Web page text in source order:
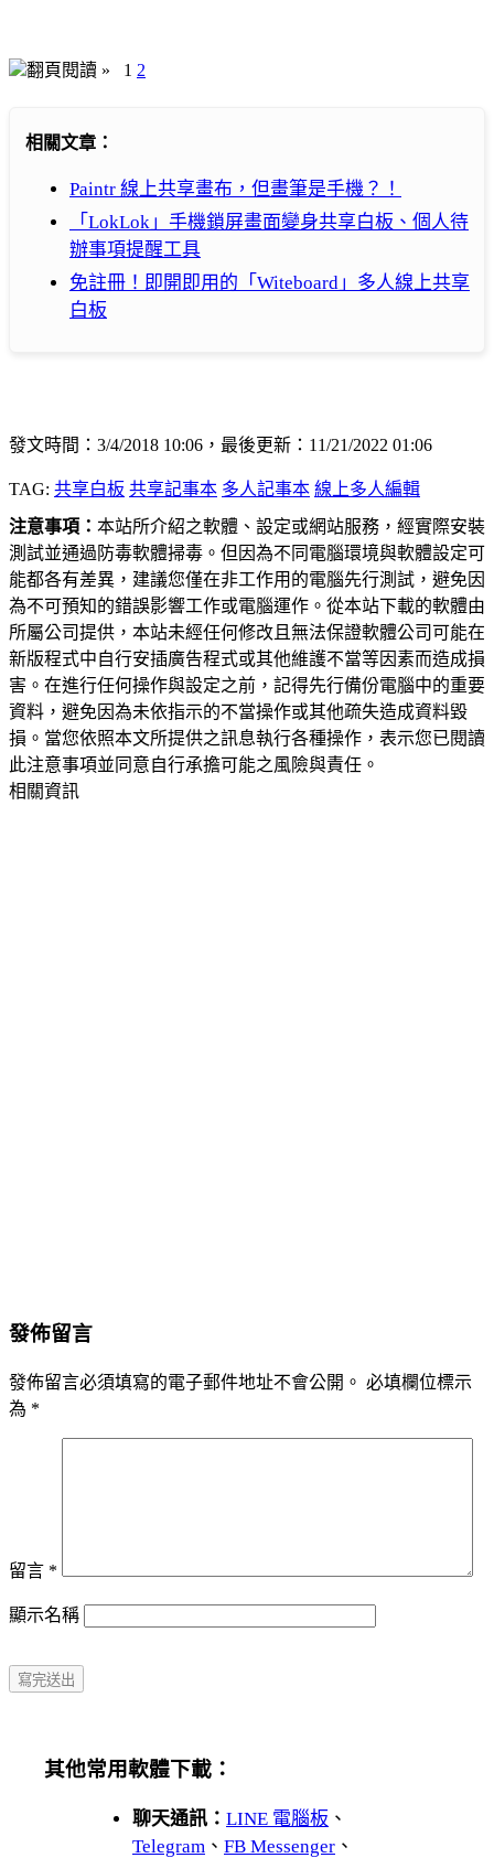
翻頁閱讀 » 1 2
相關文章：
Paintr 線上共享畫布，但畫筆是手機？！
「LokLok」手機鎖屏畫面變身共享白板、個人待
辦事項提醒工具
免註冊！即開即用的「Witeboard」多人線上共享
白板
發文時間：3/4/2018 10:06，最後更新：11/21/2022 01:06
TAG: 共享白板 共享記事本 多人記事本 線上多人編輯
注意事項： 本站所介紹之軟體、設定或網站服務，經實際安裝
測試並通過防毒軟體掃毒。但因為不同電腦環境與軟體設定可
能都各有差異，建議您僅在非工作用的電腦先行測試，避免因
為不可預知的錯誤影響工作或電腦運作。從本站下載的軟體由
所屬公司提供，本站未經任何修改且無法保證軟體公司可能在
新版程式中自行安插廣告程式或其他維護不當等因素而造成損
害。在進行任何操作與設定之前，記得先行備份電腦中的重要
資料，避免因為未依指示的不當操作或其他疏失造成資料毀
損。當您依照本文所提供之訊息執行各種操作，表示您已閱讀
此注意事項並同意自行承擔可能之風險與責任。
相關資訊
發佈留言
發佈留言必須填寫的電子郵件地址不會公開。 必填欄位標示
為 *
留言 *
顯示名稱
其他常用軟體下載：
聊天通訊： LINE 電腦板 、
Telegram 、 FB Messenger 、